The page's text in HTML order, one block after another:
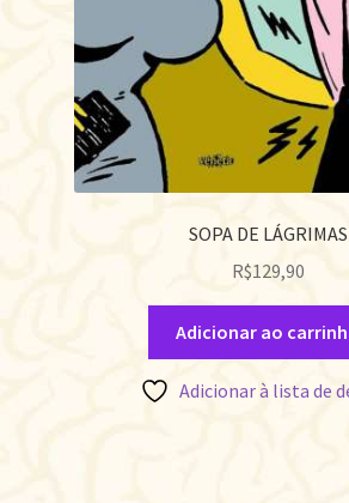
SOPA DE LÁGRIMAS
R$129,90
Adicionar ao
Adicionar à lista de